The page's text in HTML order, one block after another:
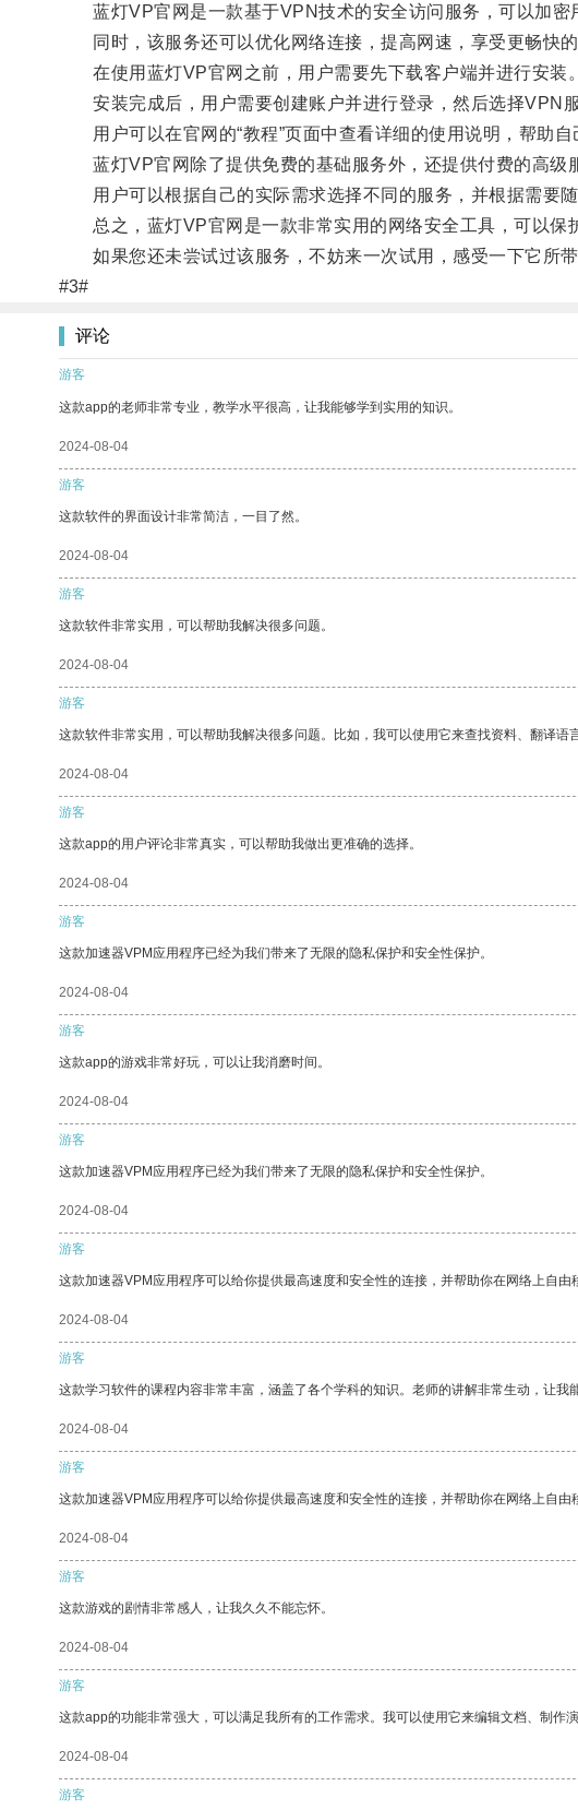
蓝灯VP官网是一款基于VPN技术的安全访问服务，可以加密
同时，该服务还可以优化网络连接，提高网速，享受更畅快的
在使用蓝灯VP官网之前，用户需要先下载客户端并进行安装。
安装完成后，用户需要创建账户并进行登录，然后选择VPN服
用户可以在官网的“教程”页面中查看详细的使用说明，帮助自
蓝灯VP官网除了提供免费的基础服务外，还提供付费的高级
用户可以根据自己的实际需求选择不同的服务，并根据需要随
总之，蓝灯VP官网是一款非常实用的网络安全工具，可以保
如果您还未尝试过该服务，不妨来一次试用，感受一下它所带
#3#
评论
游客
这款app的老师非常专业，教学水平很高，让我能够学到实用的知识。
2024-08-04
游客
这款软件的界面设计非常简洁，一目了然。
2024-08-04
游客
这款软件非常实用，可以帮助我解决很多问题。
2024-08-04
游客
这款软件非常实用，可以帮助我解决很多问题。比如，我可以使用它来查找资料、翻译语
2024-08-04
游客
这款app的用户评论非常真实，可以帮助我做出更准确的选择。
2024-08-04
游客
这款加速器VPM应用程序已经为我们带来了无限的隐私保护和安全性保护。
2024-08-04
游客
这款app的游戏非常好玩，可以让我消磨时间。
2024-08-04
游客
这款加速器VPM应用程序已经为我们带来了无限的隐私保护和安全性保护。
2024-08-04
游客
这款加速器VPM应用程序可以给你提供最高速度和安全性的连接，并帮助你在网络上自由
2024-08-04
游客
这款学习软件的课程内容非常丰富，涵盖了各个学科的知识。老师的讲解非常生动，让我
2024-08-04
游客
这款加速器VPM应用程序可以给你提供最高速度和安全性的连接，并帮助你在网络上自由
2024-08-04
游客
这款游戏的剧情非常感人，让我久久不能忘怀。
2024-08-04
游客
这款app的功能非常强大，可以满足我所有的工作需求。我可以使用它来编辑文档、制作
2024-08-04
游客